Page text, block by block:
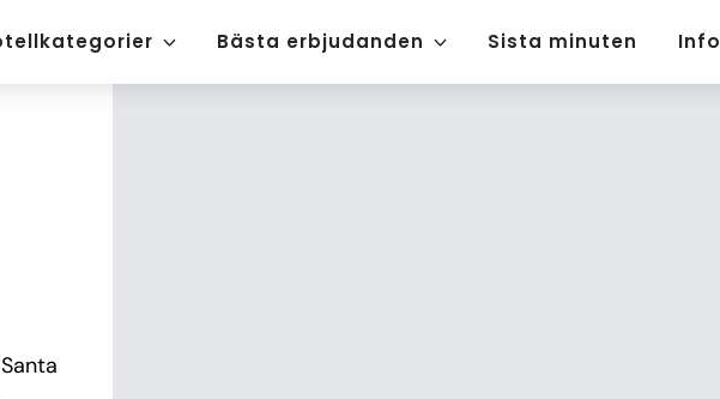
Bästa erbjudanden Sista minuten Info